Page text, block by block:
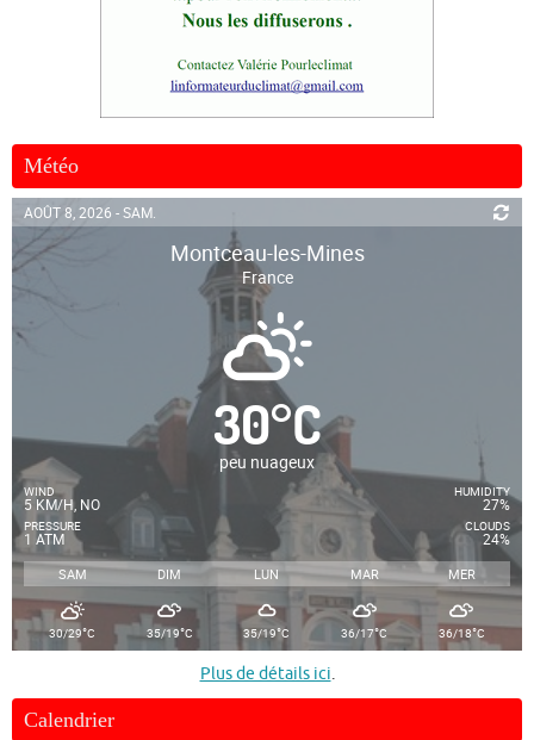
Météo
AOÛT 8, 2026 - SAM.
Montceau-les-Mines
France
30°C
peu nuageux
WIND
5 KM/H, NO
PRESSURE
1 ATM
HUMIDITY
27%
CLOUDS
24%
SAM DIM LUN MAR MER
30/29°C 35/19°C 35/19°C 36/17°C 36/18°C
Plus de détails ici.
Calendrier